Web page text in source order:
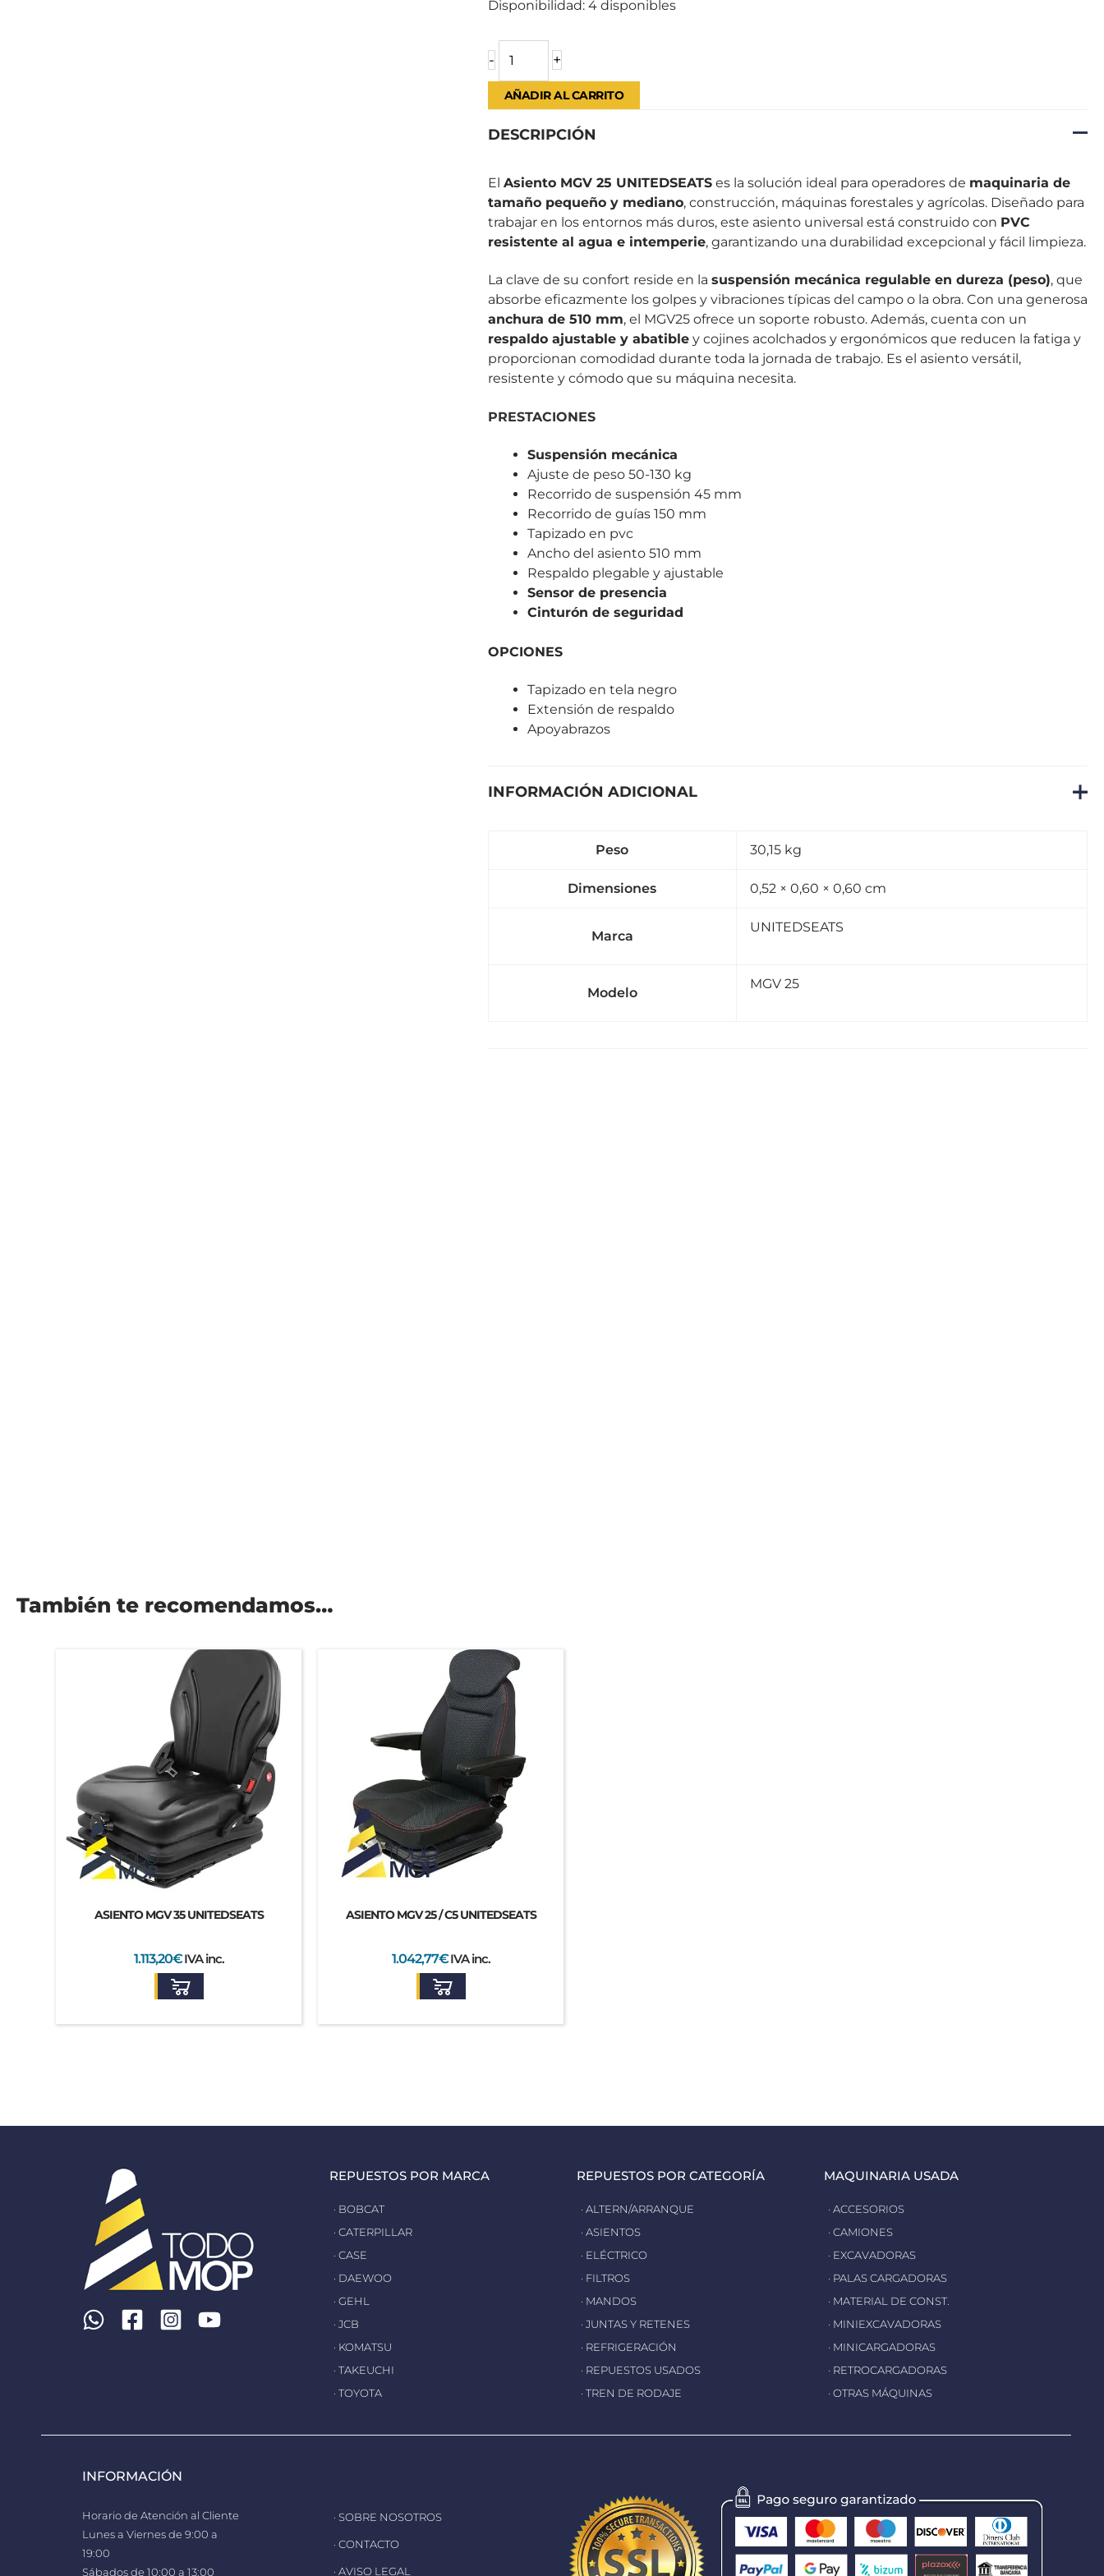
Disponibilidad: 4 disponibles
- +
AÑADIR AL CARRITO
DESCRIPCIÓN
El Asiento MGV 25 UNITEDSEATSes la solución ideal para operadores de maquinaria de
tamaño pequeño y mediano, construcción, máquinas forestales y agrícolas. Diseñado para
trabajar en los entornos más duros, este asiento universal está construido con PVC
resistente al agua e intemperie, garantizando una durabilidad excepcional y fácil limpieza.
La clave de su confort reside en la suspensión mecánica regulable en dureza (peso), que
absorbe eficazmente los golpes y vibraciones típicas del campo o la obra. Con una generosa
anchura de 510 mm, el MGV25 ofrece un soporte robusto. Además, cuenta con un
respaldo ajustable y abatibley cojines acolchados y ergonómicos que reducen la fatiga y
proporcionan comodidad durante toda la jornada de trabajo. Es el asiento versátil,
resistente y cómodo que su máquina necesita.
PRESTACIONES
Suspensión mecánica
Ajuste de peso 50-130 kg
Recorrido de suspensión 45 mm
Recorrido de guías 150 mm
Tapizado en pvc
Ancho del asiento 510 mm
Respaldo plegable y ajustable
Sensor de presencia
Cinturón de seguridad
OPCIONES
Tapizado en tela negro
Extensión de respaldo
Apoyabrazos
INFORMACIÓN ADICIONAL
Peso 30,15 kg
Dimensiones 0,52 × 0,60 × 0,60 cm
Marca
UNITEDSEATS
Modelo
MGV 25
También te recomendamos…
ASIENTO MGV 35 UNITEDSEATS
1.113,20€IVA inc.
ASIENTO MGV 25 / C5 UNITEDSEATS
1.042,77€IVA inc.
REPUESTOS POR MARCA
· BOBCAT
· CATERPILLAR
· CASE
· DAEWOO
· GEHL
· JCB
· KOMATSU
· TAKEUCHI
· TOYOTA
REPUESTOS POR CATEGORÍA
· ALTERN/ARRANQUE
· ASIENTOS
· ELÉCTRICO
· FILTROS
· MANDOS
· JUNTAS Y RETENES
· REFRIGERACIÓN
· REPUESTOS USADOS
· TREN DE RODAJE
MAQUINARIA USADA
· ACCESORIOS
· CAMIONES
· EXCAVADORAS
· PALAS CARGADORAS
· MATERIAL DE CONST.
· MINIEXCAVADORAS
· MINICARGADORAS
· RETROCARGADORAS
· OTRAS MÁQUINAS
INFORMACIÓN
Horario de Atención al Cliente
Lunes a Viernes de 9:00 a
19:00
Sábados de 10:00 a 13:00
· SOBRE NOSOTROS
· CONTACTO
· AVISO LEGAL